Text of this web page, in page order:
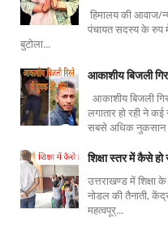
हिमालय की आवाज/
पंचायत सदस्य के रुप मे
बुटोला...
आकाशीय बिजली
आकाशीय बिजली
लगातार हो रही ने
सबसे अधिक नुकसान
शिक्षा स्तर में कैसे
उत्तराखण्ड में
नोडल की तैनाती, केंद्र
महत्वपूर्...